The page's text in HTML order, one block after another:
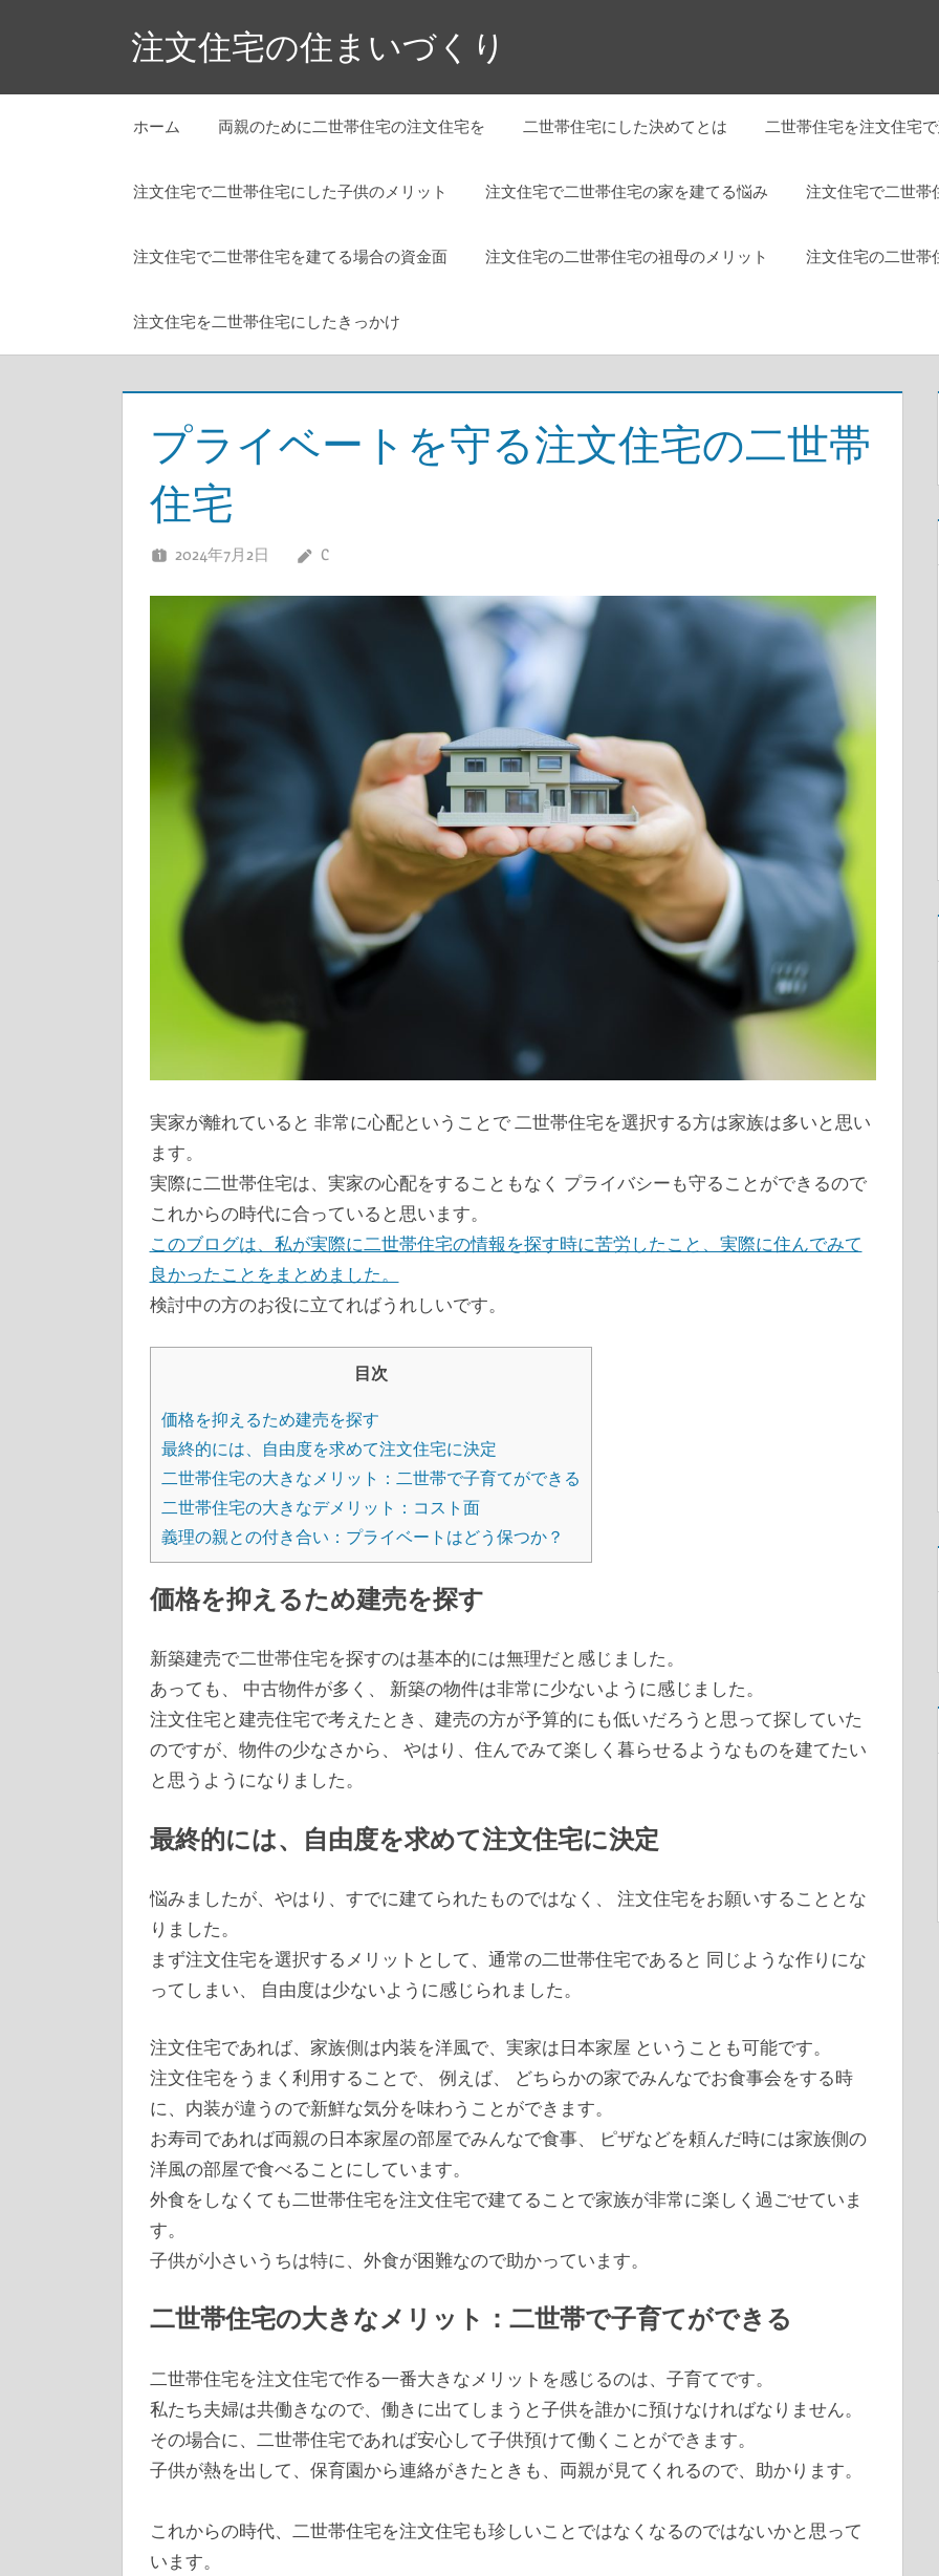
注文住宅の住まいづくり
ホーム 両親のために二世帯住宅の注文住宅を 二世帯住宅にした決めてとは 二世帯住宅を注文住宅
注文住宅で二世帯住宅にした子供のメリット 注文住宅で二世帯住宅の家を建てる悩み 注文住宅で二世帯
注文住宅で二世帯住宅を建てる場合の資金面 注文住宅の二世帯住宅の祖母のメリット 注文住宅の二世帯
注文住宅を二世帯住宅にしたきっかけ
プライベートを守る注文住宅の二世帯
住宅
2024年7月2日 C
実家が離れていると 非常に心配ということで 二世帯住宅を選択する方は家族は多いと思い
ます。
実際に二世帯住宅は、実家の心配をすることもなく プライバシーも守ることができるので
これからの時代に合っていると思います。
このブログは、私が実際に二世帯住宅の情報を探す時に苦労したこと、実際に住んでみて
良かったことをまとめました。
検討中の方のお役に立てればうれしいです。
目次
価格を抑えるため建売を探す
最終的には、自由度を求めて注文住宅に決定
二世帯住宅の大きなメリット：二世帯で子育てができる
二世帯住宅の大きなデメリット：コスト面
義理の親との付き合い：プライベートはどう保つか？
価格を抑えるため建売を探す
新築建売で二世帯住宅を探すのは基本的には無理だと感じました。
あっても、 中古物件が多く、 新築の物件は非常に少ないように感じました。
注文住宅と建売住宅で考えたとき、建売の方が予算的にも低いだろうと思って探していた
のですが、物件の少なさから、 やはり、住んでみて楽しく暮らせるようなものを建てたい
と思うようになりました。
最終的には、自由度を求めて注文住宅に決定
悩みましたが、やはり、すでに建てられたものではなく、 注文住宅をお願いすることとな
りました。
まず注文住宅を選択するメリットとして、通常の二世帯住宅であると 同じような作りにな
ってしまい、 自由度は少ないように感じられました。
注文住宅であれば、家族側は内装を洋風で、実家は日本家屋 ということも可能です。
注文住宅をうまく利用することで、 例えば、 どちらかの家でみんなでお食事会をする時
に、内装が違うので新鮮な気分を味わうことができます。
お寿司であれば両親の日本家屋の部屋でみんなで食事、 ピザなどを頼んだ時には家族側の
洋風の部屋で食べることにしています。
外食をしなくても二世帯住宅を注文住宅で建てることで家族が非常に楽しく過ごせていま
す。
子供が小さいうちは特に、外食が困難なので助かっています。
二世帯住宅の大きなメリット：二世帯で子育てができる
二世帯住宅を注文住宅で作る一番大きなメリットを感じるのは、子育てです。
私たち夫婦は共働きなので、働きに出てしまうと子供を誰かに預けなければなりません。
その場合に、二世帯住宅であれば安心して子供預けて働くことができます。
子供が熱を出して、保育園から連絡がきたときも、両親が見てくれるので、助かります。
これからの時代、二世帯住宅を注文住宅も珍しいことではなくなるのではないかと思って
います。